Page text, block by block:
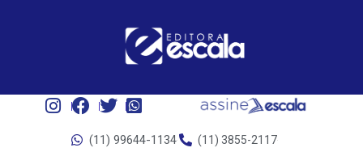
(11) 99644-1134
(11) 3855-2117